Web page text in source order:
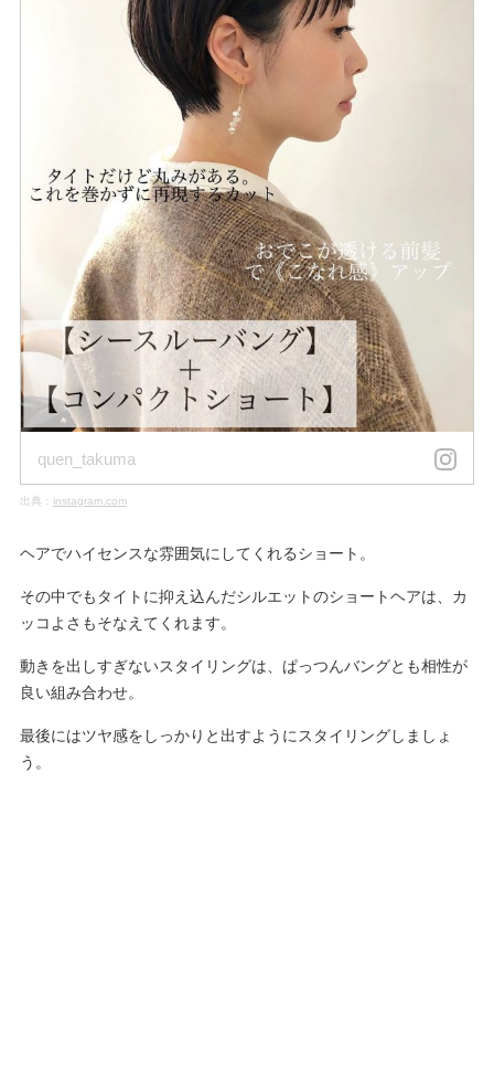
quen_takuma
出典： instagram.com
ヘアでハイセンスな雰囲気にしてくれるショート。
その中でもタイトに抑え込んだシルエットのショートヘアは、カ
ッコよさもそなえてくれます。
動きを出しすぎないスタイリングは、ぱっつんバングとも相性が
良い組み合わせ。
最後にはツヤ感をしっかりと出すようにスタイリングしましょ
う。